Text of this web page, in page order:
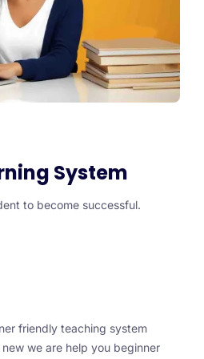
System
to become successful.
friendly teaching system
we are help you beginner